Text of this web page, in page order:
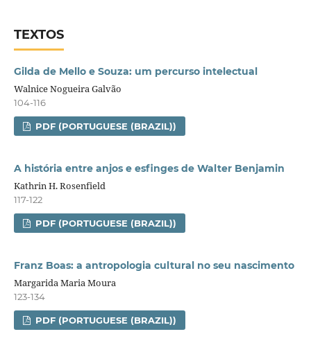
TEXTOS
Gilda de Mello e Souza: um percurso intelectual
Walnice Nogueira Galvão
104-116
PDF (PORTUGUESE (BRAZIL))
A história entre anjos e esfinges de Walter Benjamin
Kathrin H. Rosenfield
117-122
PDF (PORTUGUESE (BRAZIL))
Franz Boas: a antropologia cultural no seu nascimento
Margarida Maria Moura
123-134
PDF (PORTUGUESE (BRAZIL))